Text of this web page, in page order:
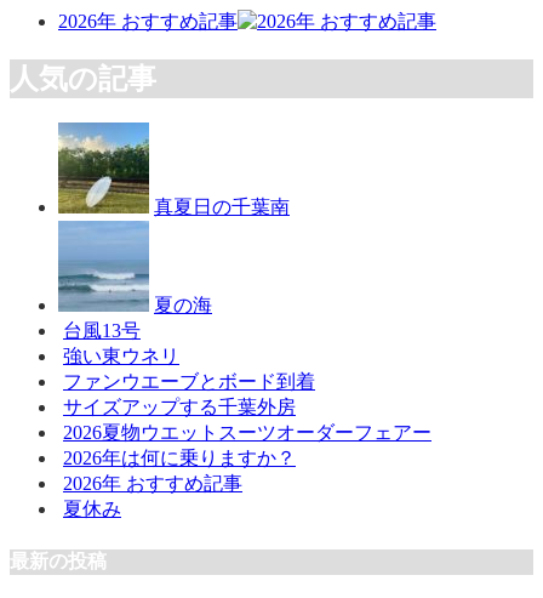
2026年 おすすめ記事
人気の記事
真夏日の千葉南
夏の海
台風13号
強い東ウネリ
ファンウエーブとボード到着
サイズアップする千葉外房
2026夏物ウエットスーツオーダーフェアー
2026年は何に乗りますか？
2026年 おすすめ記事
夏休み
最新の投稿